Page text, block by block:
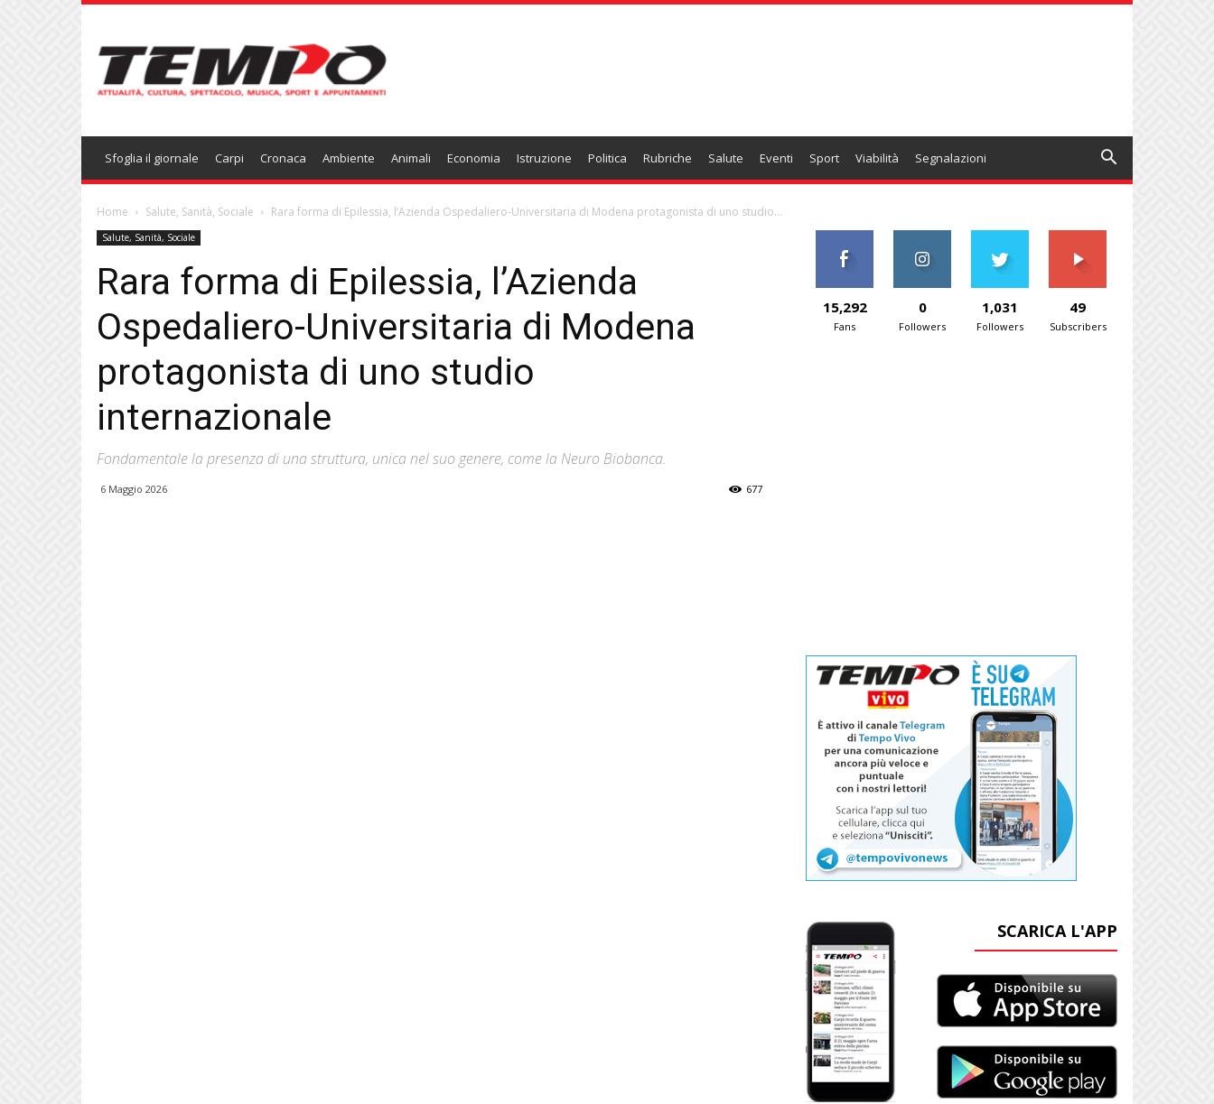
Sfoglia il giornale Carpi Cronaca Ambiente Animali Economia Istruzione Politica Rubriche Salute Eventi Sport Viabilità Segnalazioni
Home Salute, Sanità, Sociale Rara forma di Epilessia, l’Azienda Ospedaliero-Universitaria di Modena protagonista di uno studio...
Salute, Sanità, Sociale
Rara forma di Epilessia, l’Azienda
Ospedaliero-Universitaria di Modena
protagonista di uno studio
internazionale
Fondamentale la presenza di una struttura, unica nel suo genere, come la Neuro Biobanca.
6 Maggio 2026 677
15,292
Fans
0
Followers
1,031
Followers
49
Subscribers
SCARICA L'APP